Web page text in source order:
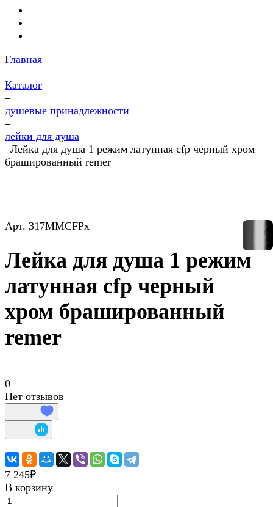
Главная
–
Каталог
–
душевые принадлежности
–
лейки для душа
–Лейка для душа 1 режим латунная cfp черный хром
брашированный remer
Арт. 317MMCFPx
Лейка для душа 1 режим
латунная cfp черный
хром брашированный
remer
0
Нет отзывов
7 245₽
В корзину